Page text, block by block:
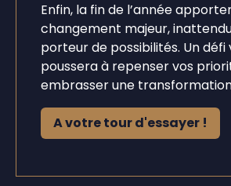
Enfin, la fin de l’année
changement majeur,
porteur de possibilités. Un défi
poussera à repenser vos
embrasser une
A votre tour d'essayer !